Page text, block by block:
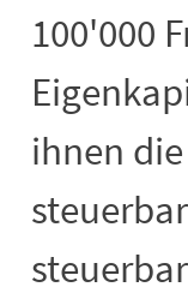
100'000
ihnen